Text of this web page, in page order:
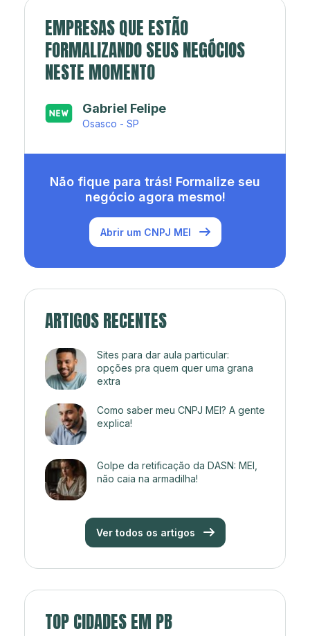
EMPRESAS QUE ESTÃO
FORMALIZANDO SEUS NEGÓCIOS
NESTE MOMENTO
Japa’s açaí e sorveteria
Rio de Janeiro - RJ
Não fique para trás! Formalize seu
negócio agora mesmo!
Abrir um CNPJ MEI
ARTIGOS RECENTES
Sites para dar aula particular:
opções pra quem quer uma grana
extra
Como saber meu CNPJ MEI? A gente
explica!
Golpe da retificação da DASN: MEI,
não caia na armadilha!
Ver todos os artigos
TOP CIDADES EM PB